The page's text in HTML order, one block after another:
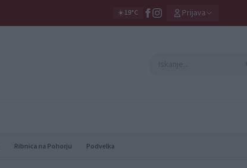
☀️19°C Prijava
Ribnica na Pohorju Podvelka